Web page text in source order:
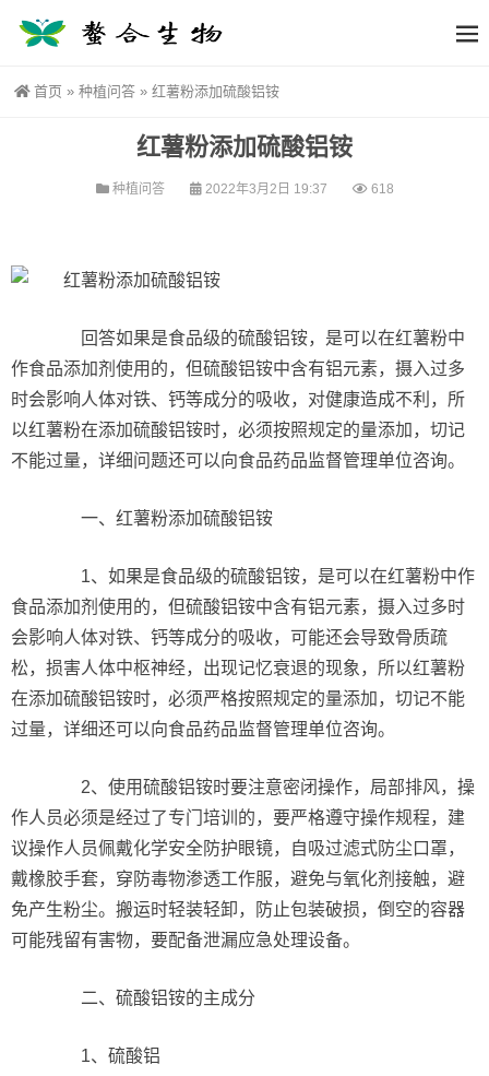
首页 » 种植问答 » 红薯粉添加硫酸铝铵
红薯粉添加硫酸铝铵
种植问答 2022年3月2日 19:37 618
回答如果是食品级的硫酸铝铵，是可以在红薯粉中
作食品添加剂使用的，但硫酸铝铵中含有铝元素，摄入过多
时会影响人体对铁、钙等成分的吸收，对健康造成不利，所
以红薯粉在添加硫酸铝铵时，必须按照规定的量添加，切记
不能过量，详细问题还可以向食品药品监督管理单位咨询。
一、红薯粉添加硫酸铝铵
1、如果是食品级的硫酸铝铵，是可以在红薯粉中作
食品添加剂使用的，但硫酸铝铵中含有铝元素，摄入过多时
会影响人体对铁、钙等成分的吸收，可能还会导致骨质疏
松，损害人体中枢神经，出现记忆衰退的现象，所以红薯粉
在添加硫酸铝铵时，必须严格按照规定的量添加，切记不能
过量，详细还可以向食品药品监督管理单位咨询。
2、使用硫酸铝铵时要注意密闭操作，局部排风，操
作人员必须是经过了专门培训的，要严格遵守操作规程，建
议操作人员佩戴化学安全防护眼镜，自吸过滤式防尘口罩，
戴橡胶手套，穿防毒物渗透工作服，避免与氧化剂接触，避
免产生粉尘。搬运时轻装轻卸，防止包装破损，倒空的容器
可能残留有害物，要配备泄漏应急处理设备。
二、硫酸铝铵的主成分
1、硫酸铝